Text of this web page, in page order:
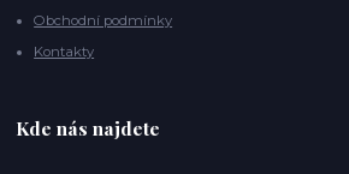
Obchodní podmínky
Kontakty
Kde nás najdete